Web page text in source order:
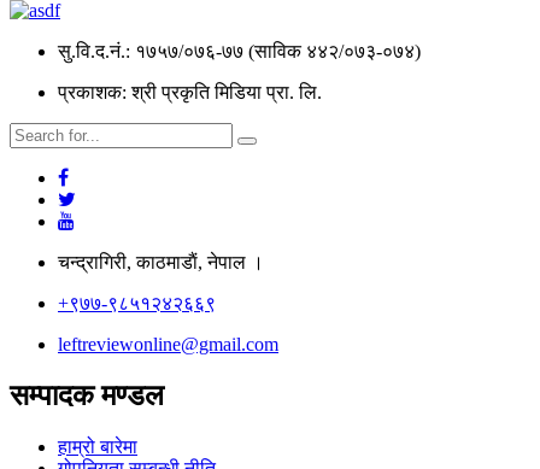
सु.वि.द.नं.: १७५७/०७६-७७ (साविक ४४२/०७३-०७४)
प्रकाशक: श्री प्रकृति मिडिया प्रा. लि.
चन्द्रागिरी, काठमाडाैं, नेपाल ।
+९७७-९८५१२४२६६९
leftreviewonline@gmail.com
सम्पादक मण्डल
हाम्रो बारेमा